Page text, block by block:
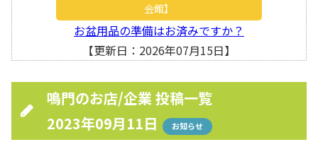
会館】
お盆用品の準備はお済みですか？
【更新日：2026年07月15日】
鳴門のお店/企業 投稿一覧
2023年09月11日
お知らせ